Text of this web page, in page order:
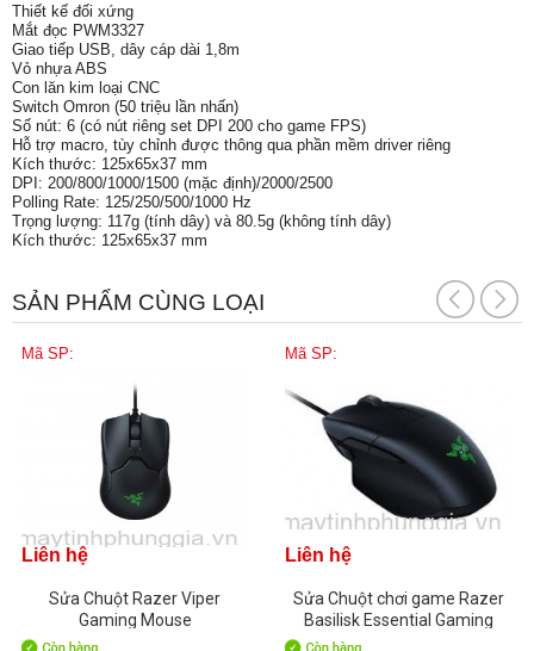
Thiết kế đối xứng
Mắt đọc PWM3327
Giao tiếp USB, dây cáp dài 1,8m
Vỏ nhựa ABS
Con lăn kim loại CNC
Switch Omron (50 triệu lần nhấn)
Số nút: 6 (có nút riêng set DPI 200 cho game FPS)
Hỗ trợ macro, tùy chỉnh được thông qua phần mềm driver riêng
Kích thước: 125x65x37 mm
DPI: 200/800/1000/1500 (mặc định)/2000/2500
Polling Rate: 125/250/500/1000 Hz
Trọng lượng: 117g (tính dây) và 80.5g (không tính dây)
Kích thước: 125x65x37 mm
SẢN PHẨM CÙNG LOẠI
Mã SP:
Liên hệ
Sửa Chuột Razer Viper
Gaming Mouse
Mã SP:
Liên hệ
Sửa Chuột chơi game Razer
Basilisk Essential Gaming